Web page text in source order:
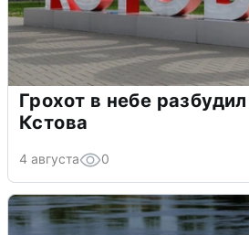
Грохот в небе
Кстова
4 августа 0